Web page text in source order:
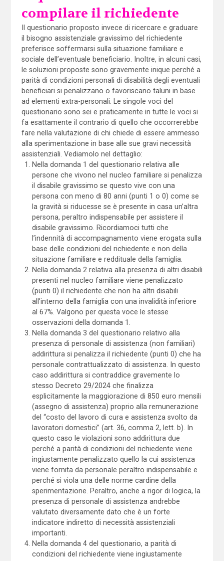
compilare il richiedente
Il questionario proposto invece di ricercare e graduare
il bisogno assistenziale gravissimo del richiedente
preferisce soffermarsi sulla situazione familiare e
sociale dell’eventuale beneficiario. Inoltre, in alcuni casi,
le soluzioni proposte sono gravemente inique perché a
parità di condizioni personali di disabilità degli eventuali
beneficiari si penalizzano o favoriscano taluni in base
ad elementi extra-personali. Le singole voci del
questionario sono sei e praticamente in tutte le voci si
fa esattamente il contrario di quello che occorrerebbe
fare nella valutazione di chi chiede di essere ammesso
alla sperimentazione in base alle sue gravi necessità
assistenziali. Vediamolo nel dettaglio:
Nella domanda 1 del questionario relativa alle
persone che vivono nel nucleo familiare si penalizza
il disabile gravissimo se questo vive con una
persona con meno di 80 anni (punti 1 o 0) come se
la gravità si riducesse se è presente in casa un’altra
persona, peraltro indispensabile per assistere il
disabile gravissimo. Ricordiamoci tutti che
l’indennità di accompagnamento viene erogata sulla
base delle condizioni del richiedente e non della
situazione familiare e reddituale della famiglia.
Nella domanda 2 relativa alla presenza di altri disabili
presenti nel nucleo familiare viene penalizzato
(punti 0) il richiedente che non ha altri disabili
all’interno della famiglia con una invalidità inferiore
al 67%. Valgono per questa voce le stesse
osservazioni della domanda 1.
Nella domanda 3 del questionario relativo alla
presenza di personale di assistenza (non familiari)
addirittura si penalizza il richiedente (punti 0) che ha
personale contrattualizzato di assistenza. In questo
caso addirittura si contraddice gravemente lo
stesso Decreto 29/2024 che finalizza
esplicitamente la maggiorazione di 850 euro mensili
(assegno di assistenza) proprio alla remunerazione
del “costo del lavoro di cura e assistenza svolto da
lavoratori domestici” (art. 36, comma 2, lett. b). In
questo caso le violazioni sono addirittura due
perché a parità di condizioni del richiedente viene
ingiustamente penalizzato quello la cui assistenza
viene fornita da personale peraltro indispensabile e
perché si viola una delle norme cardine della
sperimentazione. Peraltro, anche a rigor di logica, la
presenza di personale di assistenza andrebbe
valutato diversamente dato che è un forte
indicatore indiretto di necessità assistenziali
importanti.
Nella domanda 4 del questionario, a parità di
condizioni del richiedente viene ingiustamente